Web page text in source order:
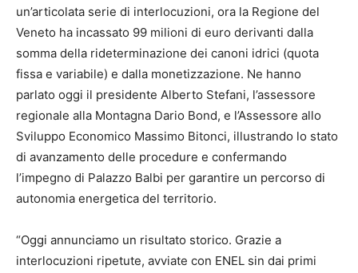
un’articolata serie di interlocuzioni, ora la Regione del
Veneto ha incassato 99 milioni di euro derivanti dalla
somma della rideterminazione dei canoni idrici (quota
fissa e variabile) e dalla monetizzazione. Ne hanno
parlato oggi il presidente Alberto Stefani, l’assessore
regionale alla Montagna Dario Bond, e l’Assessore allo
Sviluppo Economico Massimo Bitonci, illustrando lo stato
di avanzamento delle procedure e confermando
l’impegno di Palazzo Balbi per garantire un percorso di
autonomia energetica del territorio.
“Oggi annunciamo un risultato storico. Grazie a
interlocuzioni ripetute, avviate con ENEL sin dai primi